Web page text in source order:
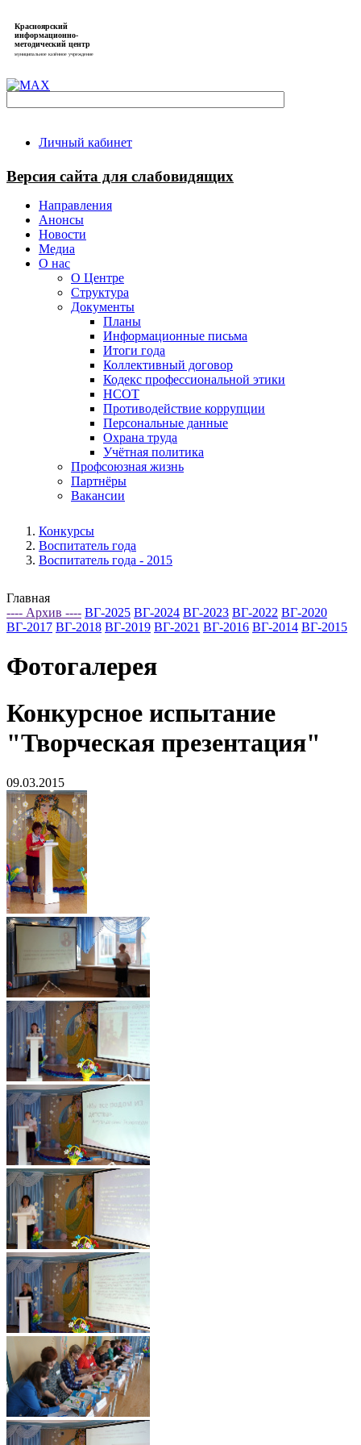
Красноярский
информационно-
методический центр
муниципальное казённое учреждение
Личный кабинет
Версия сайта для слабовидящих
Направления
Анонсы
Новости
Медиа
О нас
О Центре
Структура
Документы
Планы
Информационные письма
Итоги года
Коллективный договор
Кодекс профессиональной этики
НСОТ
Противодействие коррупции
Персональные данные
Охрана труда
Учётная политика
Профсоюзная жизнь
Партнёры
Вакансии
Конкурсы
Воспитатель года
Воспитатель года - 2015
Главная
---- Архив ---- ВГ-2025 ВГ-2024 ВГ-2023 ВГ-2022 ВГ-2020
ВГ-2017 ВГ-2018 ВГ-2019 ВГ-2021 ВГ-2016 ВГ-2014 ВГ-2015
Фотогалерея
Конкурсное испытание
"Творческая презентация"
09.03.2015